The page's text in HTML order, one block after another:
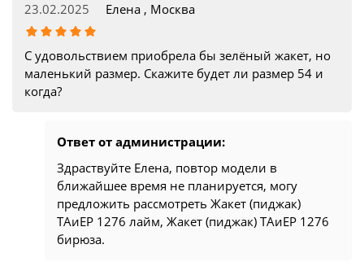
23.02.2025 Елена , Москва
С удовольствием приобрела бы зелёный жакет, но
маленький размер. Скажите будет ли размер 54 и
когда?
Ответ от администрации:
Здраствуйте Елена, повтор модели в
ближайшее время не планируется, могу
предложить рассмотреть Жакет (пиджак)
ТAиЕР 1276 лайм, Жакет (пиджак) ТAиЕР 1276
бирюза.